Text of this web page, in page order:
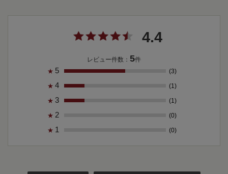
4.4
レビュー件数： 5件
★ 5 (3)
★ 4 (1)
★ 3 (1)
★ 2 (0)
★ 1 (0)